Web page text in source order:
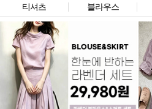
티셔츠
블라우스